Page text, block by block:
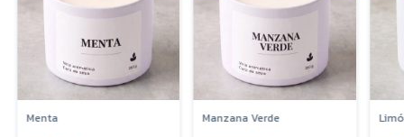
Menta Manzana Verde